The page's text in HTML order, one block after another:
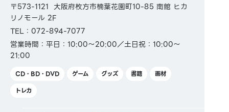
〒573-1121 大阪府枚方市楠葉花園町10-85 南館 ヒカ
リノモール 2F
TEL：072-894-7077
営業時間：平日：10:00～20:00／土日祝：10:00～
21:00
CD・BD・DVD ゲーム グッズ 書籍
画材
トレカ